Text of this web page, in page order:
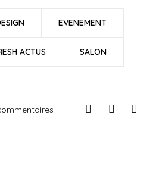
EVENEMENT
ACTUS SALON